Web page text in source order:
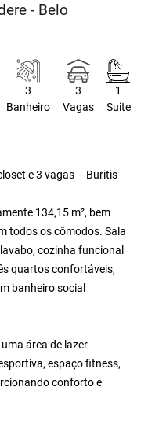
- Belo
3
Banheiro
3
Vagas
1
Suite
e 3 vagas – Buritis
134,15 m², bem
todos os cômodos. Sala
cozinha funcional
quartos confortáveis,
banheiro social
área de lazer
espaço fitness,
conforto e